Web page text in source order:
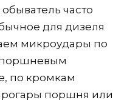
часто
для дизеля
микроудары по
по кромкам
поршня или